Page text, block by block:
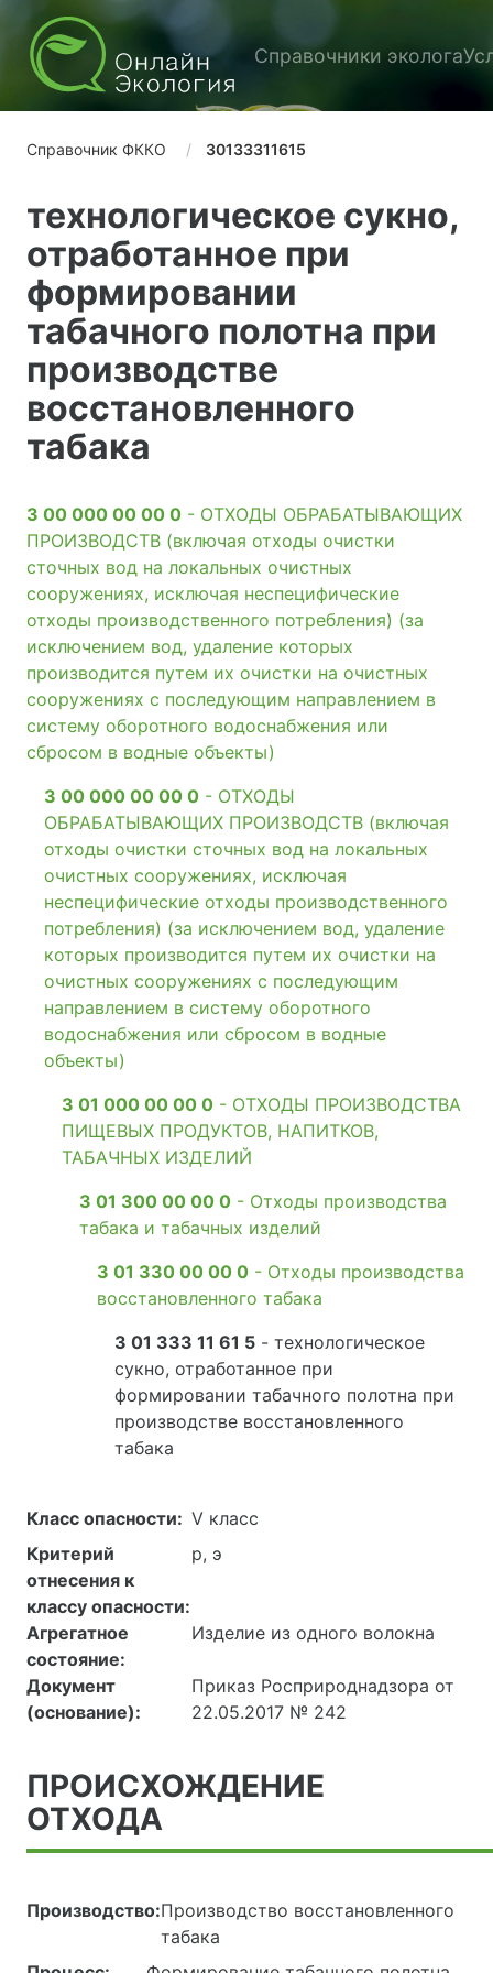
Справочники эколога
Справочник ФККО 30133311615
технологическое сукно,
отработанное при
формировании
табачного полотна при
производстве
восстановленного
табака
3 00 000 00 00 0 - ОТХОДЫ ОБРАБАТЫВАЮЩИХ
ПРОИЗВОДСТВ (включая отходы очистки
сточных вод на локальных очистных
сооружениях, исключая неспецифические
отходы производственного потребления) (за
исключением вод, удаление которых
производится путем их очистки на очистных
сооружениях с последующим направлением в
систему оборотного водоснабжения или
сбросом в водные объекты)
3 00 000 00 00 0 - ОТХОДЫ
ОБРАБАТЫВАЮЩИХ ПРОИЗВОДСТВ (включая
отходы очистки сточных вод на локальных
очистных сооружениях, исключая
неспецифические отходы производственного
потребления) (за исключением вод, удаление
которых производится путем их очистки на
очистных сооружениях с последующим
направлением в систему оборотного
водоснабжения или сбросом в водные
объекты)
3 01 000 00 00 0 - ОТХОДЫ ПРОИЗВОДСТВА
ПИЩЕВЫХ ПРОДУКТОВ, НАПИТКОВ,
ТАБАЧНЫХ ИЗДЕЛИЙ
3 01 300 00 00 0 - Отходы производства
табака и табачных изделий
3 01 330 00 00 0 - Отходы производства
восстановленного табака
3 01 333 11 61 5 - технологическое
сукно, отработанное при
формировании табачного полотна при
производстве восстановленного
табака
Класс опасности: V класс
Критерий
отнесения к
классу опасности:
р, э
Агрегатное
состояние:
Изделие из одного волокна
Документ
(основание):
Приказ Росприроднадзора от
22.05.2017 № 242
ПРОИСХОЖДЕНИЕ
ОТХОДА
Производство:Производство восстановленного
табака